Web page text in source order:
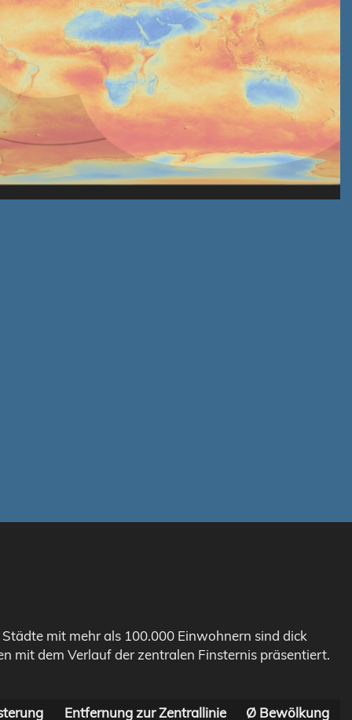
mit mehr als 100.000 Einwohnern sind dick
mit dem Verlauf der zentralen Finsternis präsentiert.
Entfernung zur Zentrallinie Ø Bewölkung